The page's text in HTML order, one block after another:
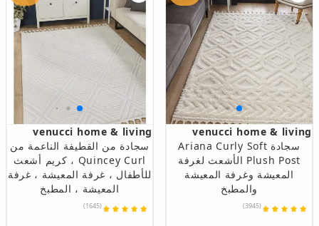
venucci home & living
سجادة Ariana Curly Soft
Plush Post الأشعث لغرفة
المعيشة وغرفة المعيشة
والمطبخ
(3945)
venucci home & living
سجادة من القطيفة الناعمة من
Quincey Curl ، كريم أشعث
للأطفال ، غرفة المعيشة ، غرفة
المعيشة ، المطبخ
(1645)